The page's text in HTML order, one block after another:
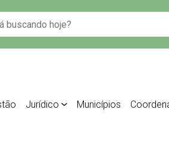
Jurídico Municípios